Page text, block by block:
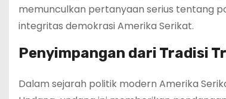
memunculkan pertanyaan serius tentang
integritas demokrasi Amerika Serikat.
Penyimpangan dari Tradisi
Dalam sejarah politik modern Amerika